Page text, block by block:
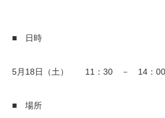
■ 日時
5月18日（土） 11：30 － 14：00
■ 場所